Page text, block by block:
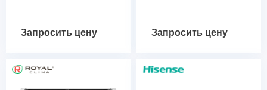
Запросить цену Запросить цену